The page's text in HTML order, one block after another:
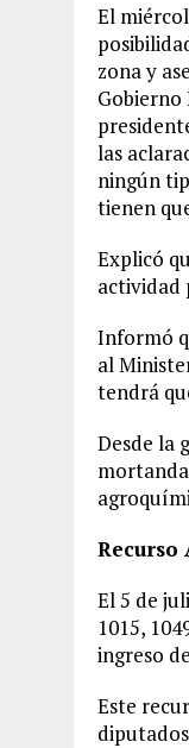
El
zona y
Gobierno
las
ningún
tienen
Explicó
actividad
Informó
al
tendrá
Desde la
Recurso
El 5 de
1015,
ingreso
Este